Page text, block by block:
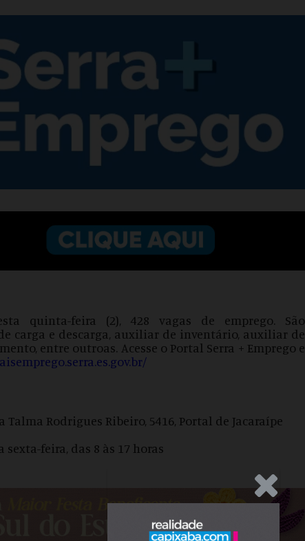
quinta-feira (2), 428 vagas de emprego. São
carga e descarga, auxiliar de inventário, auxiliar de
entre outroas. Acesse o Portal Serra + Emprego e
gov.br/
Talma Rodrigues Ribeiro, 5416, Portal de Jacaraípe
sexta-feira, das 8 às 17 horas